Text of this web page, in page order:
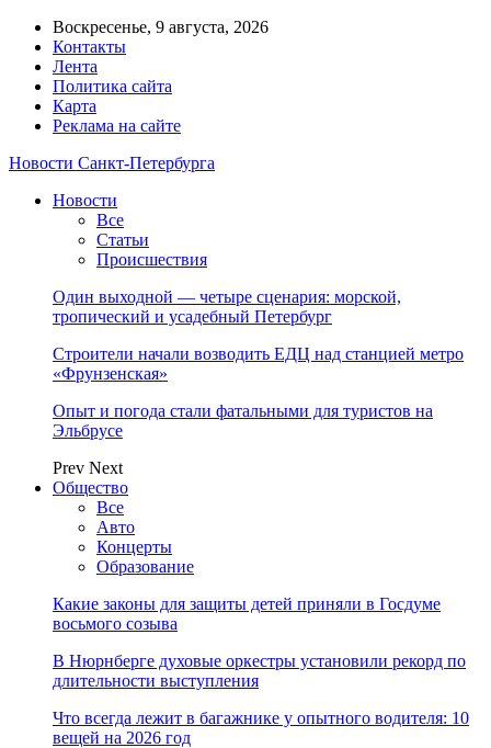
Воскресенье, 9 августа, 2026
Контакты
Лента
Политика сайта
Карта
Реклама на сайте
Новости Санкт-Петербурга
Новости
Все
Статьи
Происшествия
Один выходной — четыре сценария: морской,
тропический и усадебный Петербург
Строители начали возводить ЕДЦ над станцией метро
«Фрунзенская»
Опыт и погода стали фатальными для туристов на
Эльбрусе
Prev Next
Общество
Все
Авто
Концерты
Образование
Какие законы для защиты детей приняли в Госдуме
восьмого созыва
В Нюрнберге духовые оркестры установили рекорд по
длительности выступления
Что всегда лежит в багажнике у опытного водителя: 10
вещей на 2026 год